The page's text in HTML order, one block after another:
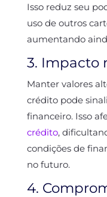
Isso reduz seu
uso de outros
aumentando
3. Impacto
Manter valores
crédito pode
financeiro. Isso
crédito,
condições de
no futuro.
4.